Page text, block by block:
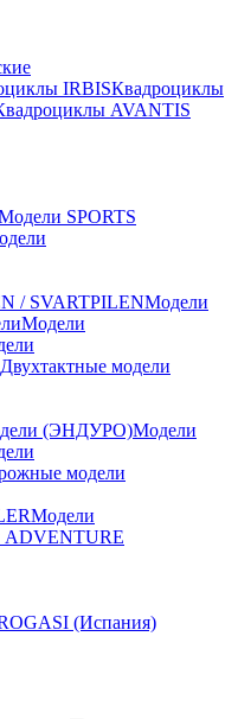
IRBISКвадроциклы
AVANTIS
SPORTS
/ SVARTPILENМодели
Модели
Двухтактные модели
(ЭНДУРО)Модели
модели
Модели
ADVENTURE
(Испания)